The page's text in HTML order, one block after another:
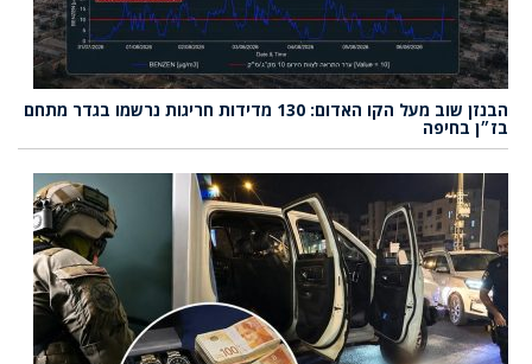
הבנזן שוב מעל הקו האדום: 130 מדידות חריגות נרשמו בגדר מתחם
בז״ן בחיפה